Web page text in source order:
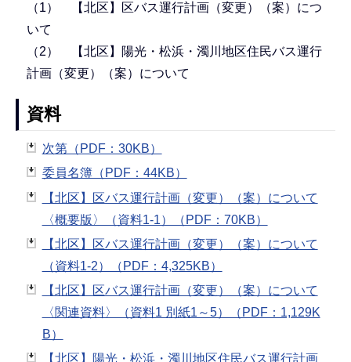
（1） 【北区】区バス運行計画（変更）（案）につ
いて
（2） 【北区】陽光・松浜・濁川地区住民バス運行
計画（変更）（案）について
資料
次第（PDF：30KB）
委員名簿（PDF：44KB）
【北区】区バス運行計画（変更）（案）について
〈概要版〉（資料1-1）（PDF：70KB）
【北区】区バス運行計画（変更）（案）について
（資料1-2）（PDF：4,325KB）
【北区】区バス運行計画（変更）（案）について
〈関連資料〉（資料1 別紙1～5）（PDF：1,129K
B）
【北区】陽光・松浜・濁川地区住民バス運行計画